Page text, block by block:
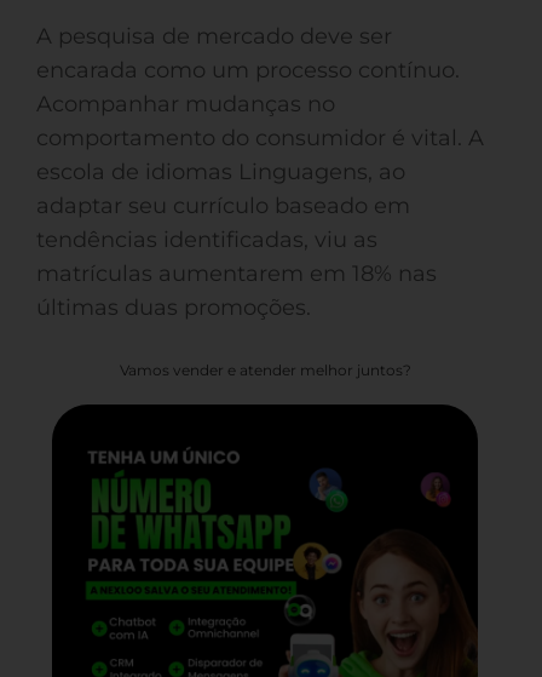
A pesquisa de mercado deve ser
encarada como um processo contínuo.
Acompanhar mudanças no
comportamento do consumidor é vital. A
escola de idiomas Linguagens, ao
adaptar seu currículo baseado em
tendências identificadas, viu as
matrículas aumentarem em 18% nas
últimas duas promoções.
Vamos vender e atender melhor juntos?